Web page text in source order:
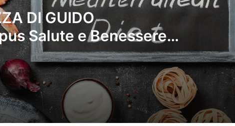
DI GUIDO
Salute e Benessere
tradizioni , storia e
.
“La
Il 16
Malaria
Alluvione